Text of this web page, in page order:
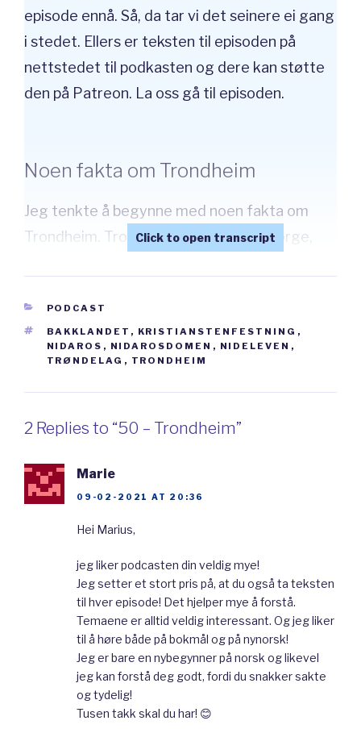
episode ennå. Så, da tar vi det seinere ei gang
i stedet. Ellers er teksten til episoden på
nettstedet til podkasten og dere kan støtte
den på Patreon. La oss gå til episoden.
Noen fakta om Trondheim
Jeg tenkte å begynne med noen fakta om
Trondheim. Trondheim ligger midt i Norge,
i fylket Trøndelag. Byen er den tredje største
byen i Norge med 200 000 innbyggere. Bare
Bergen og Oslo er større. Trondheim ligger
ved en fjord, Trondheimsfjorden. Det er den
tredje lengste fjorden i Norge. Som dere kan
renner gjennom byen.
Reykjavik, eller hovedstaden på Grønland,
Nuuk. Dette er lenger nord enn Anchorage i
Alaska. Trondheim ligger altså langt nord.
Likevel er det ikke så kaldt i byen. Somrene er
midle med gjennomsnittstemperaturer på ca.
12-14 grader. På vinteren pleier det å være
gjennomsnittstemperaturer på 0 til -3 grader.
CATEGORIES
PODCAST
TAGS
BAKKLANDET , KRISTIANSTENFESTNING ,
NIDAROS , NIDAROSDOMEN , NIDELEVEN ,
TRØNDELAG , TRONDHEIM
2 Replies to “50 – Trondheim”
Marie
09-02-2021 AT 20:36
Hei Marius,
jeg liker podcasten din veldig mye!
Jeg setter et stort pris på, at du også ta teksten
til hver episode! Det hjelper mye å forstå.
Temaene er alltid veldig interessant. Og jeg liker
til å høre både på bokmål og på nynorsk!
Jeg er bare en nybegynner på norsk og likevel
jeg kan forstå deg godt, fordi du snakker sakte
og tydelig!
Tusen takk skal du har! 😊